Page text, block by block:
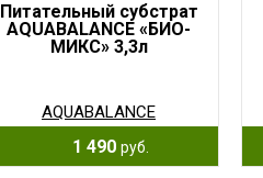
Питательный субстрат
AQUABALANCE «БИО-
МИКС» 3,3л
AQUABALANCE
1 490 руб.